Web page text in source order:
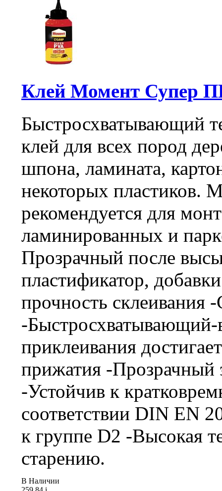
Клей Момент Супер
Быстросхватывающий
клей для всех пород
шпона, ламината,
некоторых
рекомендуется для
ламинированных и
Прозрачный после
пластификатор,
прочность склеивания -
-Быстросхватывающий-
приклеивания
прижатия -Прозрачный
-Устойчив к
соответствии DIN EN
к группе D2 -Высокая
старению.
В Наличии